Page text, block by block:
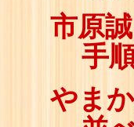
市原
手
やま